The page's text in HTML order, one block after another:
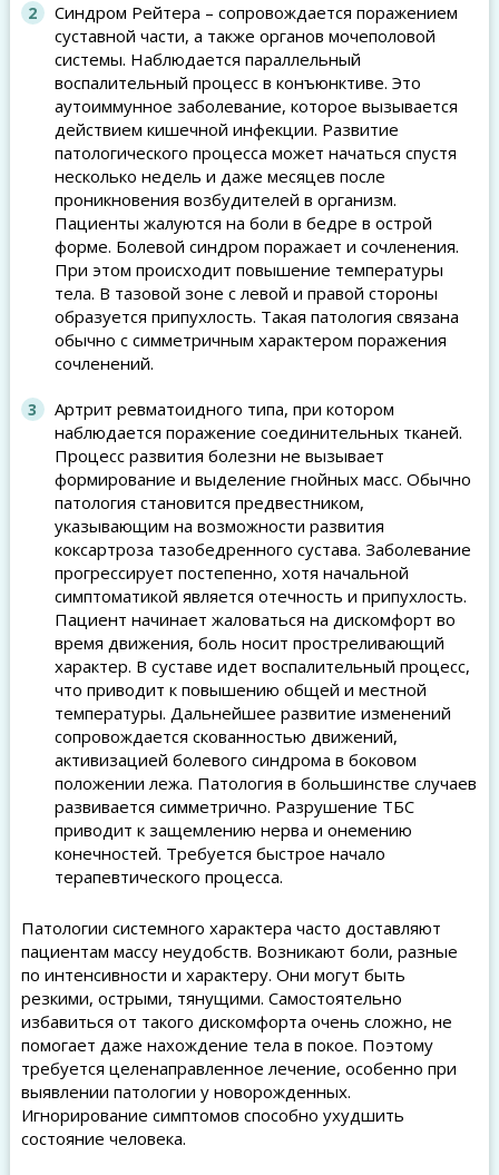
Синдром Рейтера – сопровождается поражением
суставной части, а также органов мочеполовой
системы. Наблюдается параллельный
воспалительный процесс в конъюнктиве. Это
аутоиммунное заболевание, которое вызывается
действием кишечной инфекции. Развитие
патологического процесса может начаться спустя
несколько недель и даже месяцев после
проникновения возбудителей в организм.
Пациенты жалуются на боли в бедре в острой
форме. Болевой синдром поражает и сочленения.
При этом происходит повышение температуры
тела. В тазовой зоне с левой и правой стороны
образуется припухлость. Такая патология связана
обычно с симметричным характером поражения
сочленений.
Артрит ревматоидного типа, при котором
наблюдается поражение соединительных тканей.
Процесс развития болезни не вызывает
формирование и выделение гнойных масс. Обычно
патология становится предвестником,
указывающим на возможности развития
коксартроза тазобедренного сустава. Заболевание
прогрессирует постепенно, хотя начальной
симптоматикой является отечность и припухлость.
Пациент начинает жаловаться на дискомфорт во
время движения, боль носит простреливающий
характер. В суставе идет воспалительный процесс,
что приводит к повышению общей и местной
температуры. Дальнейшее развитие изменений
сопровождается скованностью движений,
активизацией болевого синдрома в боковом
положении лежа. Патология в большинстве случаев
развивается симметрично. Разрушение ТБС
приводит к защемлению нерва и онемению
конечностей. Требуется быстрое начало
терапевтического процесса.
Патологии системного характера часто доставляют
пациентам массу неудобств. Возникают боли, разные
по интенсивности и характеру. Они могут быть
резкими, острыми, тянущими. Самостоятельно
избавиться от такого дискомфорта очень сложно, не
помогает даже нахождение тела в покое. Поэтому
требуется целенаправленное лечение, особенно при
выявлении патологии у новорожденных.
Игнорирование симптомов способно ухудшить
состояние человека.